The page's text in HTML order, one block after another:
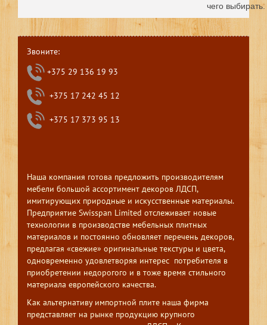
чего выбирать.
Звоните:
+375 29 136 19 93
+375 17 242 45 12
+375 17 373 95 13
Наша компания готова предложить производителям
мебели большой ассортимент декоров ЛДСП,
имитирующих природные и искусственные материалы.
Предприятие Swisspan Limited отслеживает новые
технологии в производстве мебельных плитных
материалов и постоянно обновляет перечень декоров,
предлагая «свежие» оригинальные текстуры и цвета,
одновременно удовлетворяя интерес потребителя в
приобретении недорогого и в тоже время стильного
материала европейского качества.
Как альтернативу импортной плите наша фирма
представляет на рынке продукцию крупного